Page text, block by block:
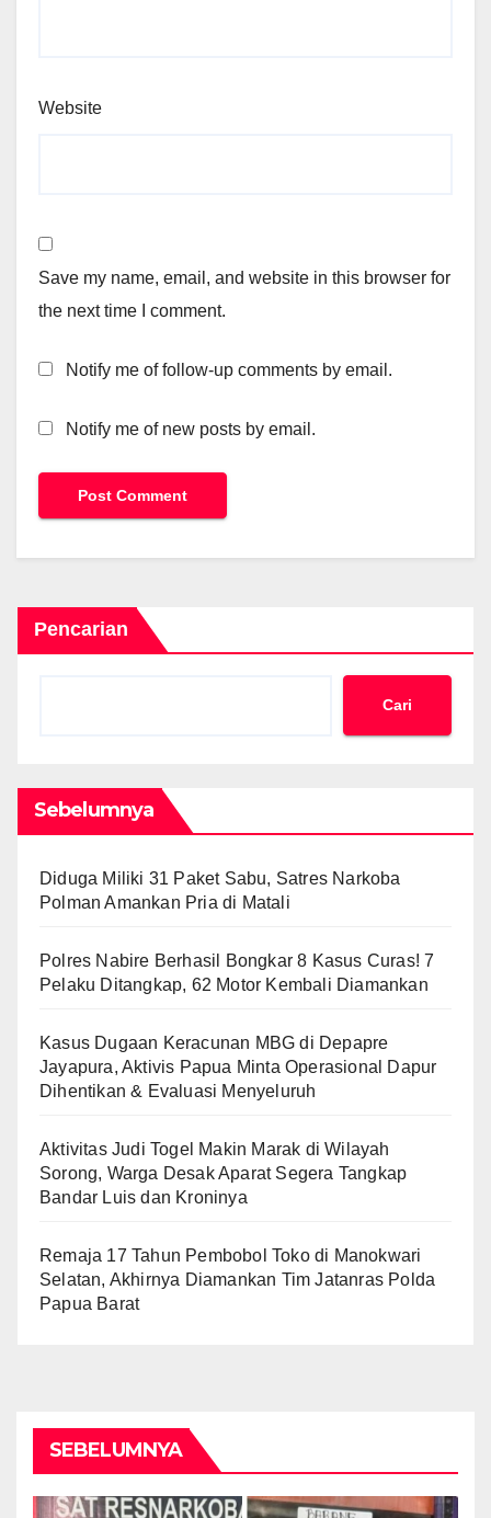
Website
Save my name, email, and website in this browser for
the next time I comment.
Notify me of follow-up comments by email.
Notify me of new posts by email.
Pencarian
Cari
Sebelumnya
Diduga Miliki 31 Paket Sabu, Satres Narkoba
Polman Amankan Pria di Matali
Polres Nabire Berhasil Bongkar 8 Kasus Curas! 7
Pelaku Ditangkap, 62 Motor Kembali Diamankan
Kasus Dugaan Keracunan MBG di Depapre
Jayapura, Aktivis Papua Minta Operasional Dapur
Dihentikan & Evaluasi Menyeluruh
Aktivitas Judi Togel Makin Marak di Wilayah
Sorong, Warga Desak Aparat Segera Tangkap
Bandar Luis dan Kroninya
Remaja 17 Tahun Pembobol Toko di Manokwari
Selatan, Akhirnya Diamankan Tim Jatanras Polda
Papua Barat
SEBELUMNYA